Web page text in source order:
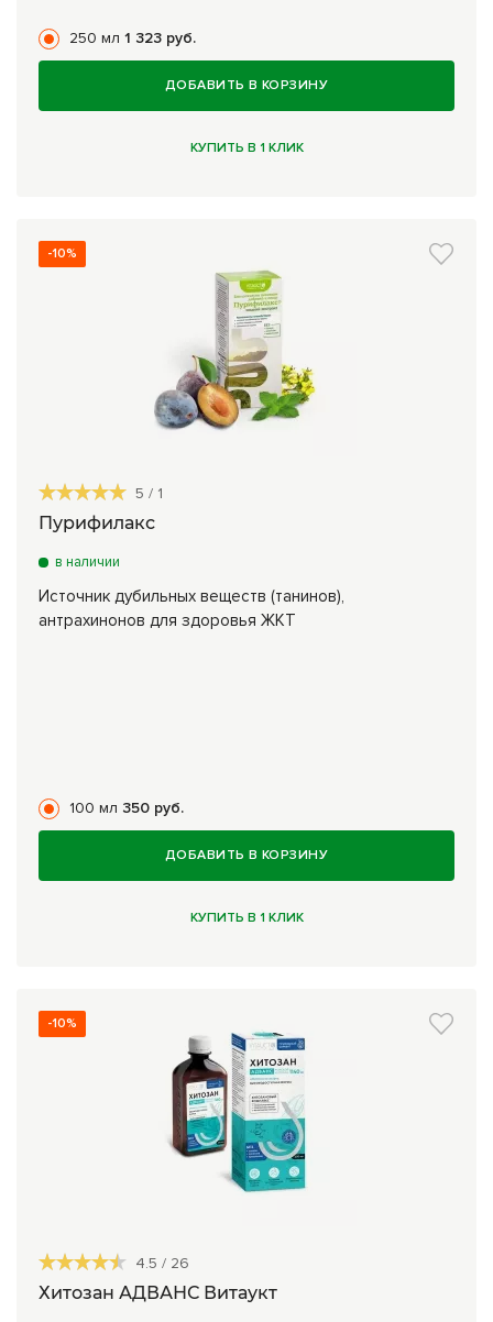
250 мл 1 323 руб.
ДОБАВИТЬ В КОРЗИНУ
КУПИТЬ В 1 КЛИК
-10%
5 / 1
Пурифилакс
в наличии
Источник дубильных веществ (танинов),
антрахинонов для здоровья ЖКТ
100 мл 350 руб.
ДОБАВИТЬ В КОРЗИНУ
КУПИТЬ В 1 КЛИК
-10%
4.5 / 26
Хитозан АДВАНС Витаукт